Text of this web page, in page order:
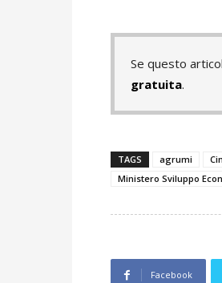
Se questo
gratuita.
TAGS agrumi
Ministero Sviluppo
Facebook